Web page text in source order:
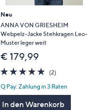
Neu
ANNA VON GRIESHEIM
Webpelz-Jacke Stehkragen Leo-
Muster leger weit
€ 179,99
5.0
von
5
(2)2
Q Pay: Zahlung in 3 Raten
In den Warenkorb